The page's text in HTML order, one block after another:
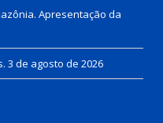
Apresentação da
3 de agosto de 2026